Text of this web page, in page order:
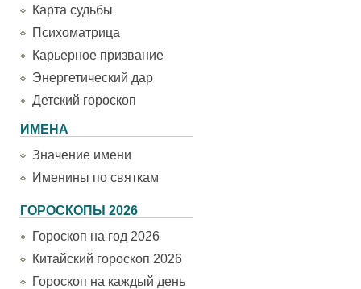
Карта судьбы
Психоматрица
Карьерное призвание
Энергетический дар
Детский гороскоп
ИМЕНА
Значение имени
Именины по святкам
ГОРОСКОПЫ 2026
Гороскоп на год 2026
Китайский гороскоп 2026
Гороскоп на каждый день